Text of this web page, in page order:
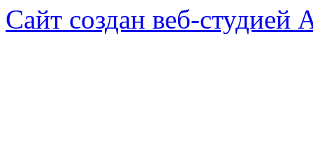
Сайт создан веб-студией